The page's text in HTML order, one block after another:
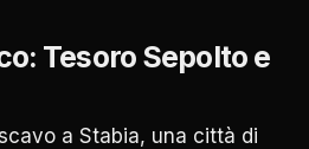
Tesoro Sepolto e
a Stabia, una città di